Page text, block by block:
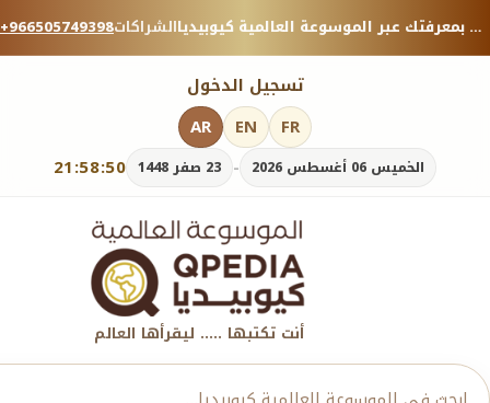
+966505749398الشراكات منصة معرفية موثوقة — شارك بمعرفتك عبر الموسوعة العالمية كيوبيديا.
تسجيل الدخول
21:58:51 الخميس 06 أغسطس 2026 - 23 صفر 1448
AR EN FR
أنت تكتبها ..... ليقرأها العالم